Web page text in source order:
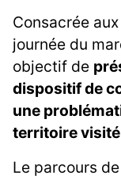
Consacrée
journée du
objectif de
dispositif de
une
territoire visité
Le parcours